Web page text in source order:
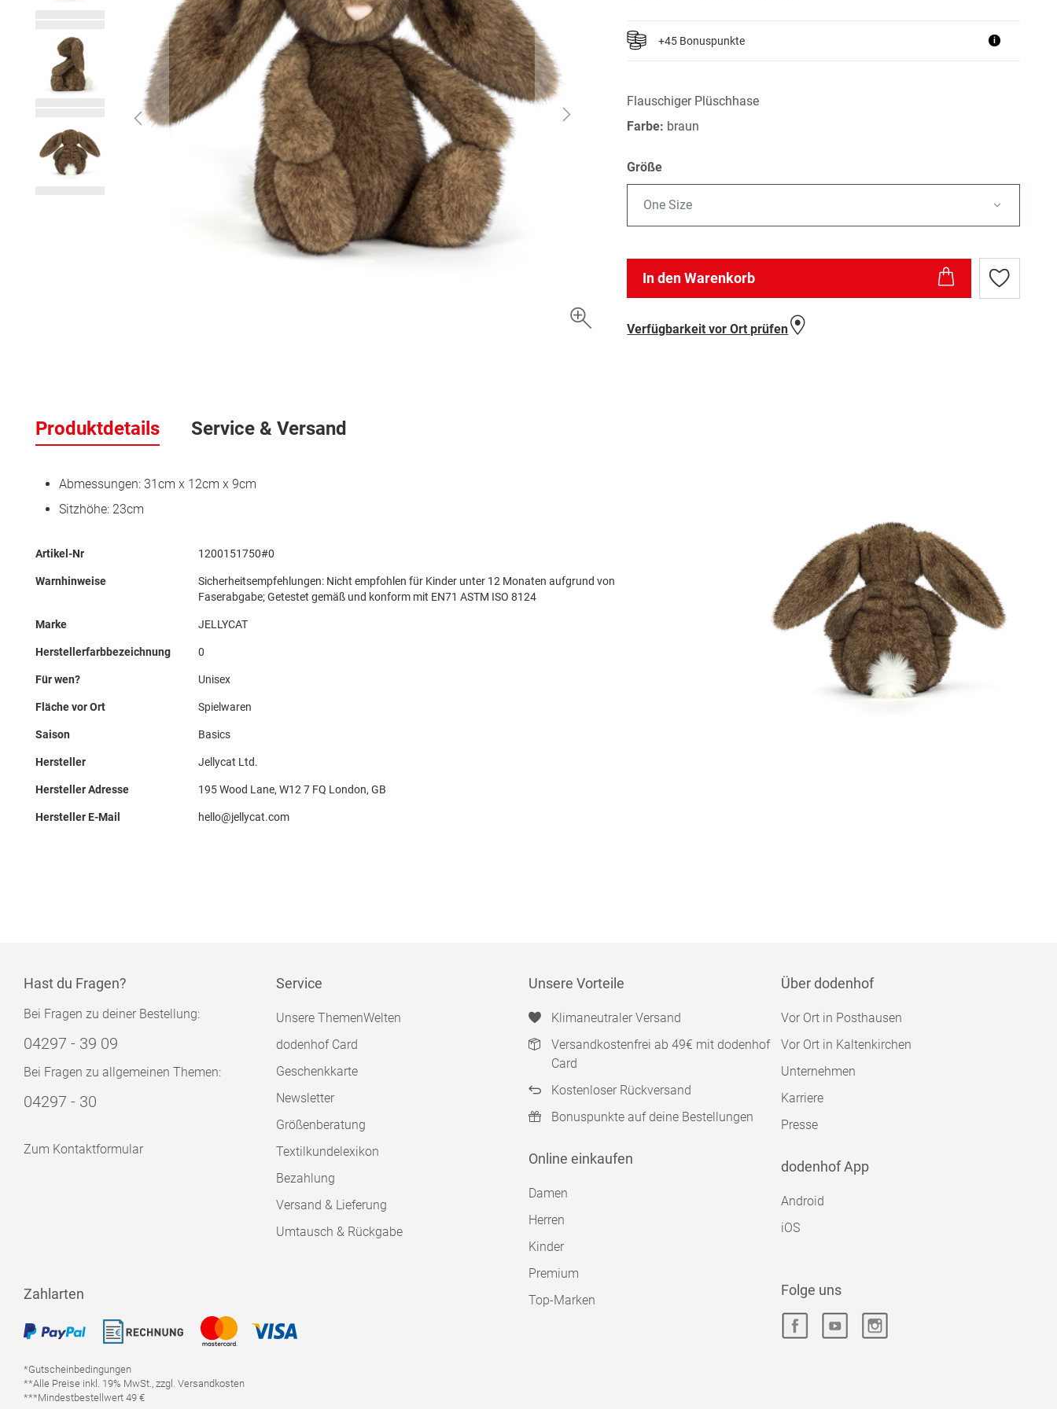
der
Bildergalerie
+45 Bonuspunkte i
Flauschiger Plüschhase
Farbe: braun
Größe
One Size
In den Warenkorb
Zur
Wunschliste
Verfügbarkeit vor Ort prüfen
Produktdetails
Abmessungen: 31cm x 12cm x 9cm
Sitzhöhe: 23cm
Mehr
Artikel-Nr 1200151750#0
Warnhinweise
Sicherheitsempfehlungen: Nicht empfohlen für Kinder unter 12 Monaten aufgrund von
Faserabgabe; Getestet gemäß und konform mit EN71 ASTM ISO 8124
Marke JELLYCAT
Herstellerfarbbezeichnung 0
Für wen? Unisex
Fläche vor Ort Spielwaren
Saison Basics
Hersteller Jellycat Ltd.
Hersteller Adresse 195 Wood Lane, W12 7 FQ London, GB
Hersteller E-Mail hello@jellycat.com
Service & Versand
Hast du Fragen?
Bei Fragen zu deiner Bestellung:
04297 - 39 09
Bei Fragen zu allgemeinen Themen:
04297 - 30
Zum Kontaktformular
Service
Unsere ThemenWelten
dodenhof Card
Geschenkkarte
Newsletter
Größenberatung
Textilkundelexikon
Bezahlung
Versand & Lieferung
Umtausch & Rückgabe
Unsere Vorteile
Klimaneutraler Versand
Versandkostenfrei ab 49€ mit dodenhof
Card
Kostenloser Rückversand
Bonuspunkte auf deine Bestellungen
Online einkaufen
Damen
Herren
Kinder
Premium
Top-Marken
Über dodenhof
Vor Ort in Posthausen
Vor Ort in Kaltenkirchen
Unternehmen
Karriere
Presse
dodenhof App
Android
iOS
Zahlarten
*Gutscheinbedingungen
**Alle Preise inkl. 19% MwSt., zzgl. Versandkosten
***Mindestbestellwert 49 €
Folge uns